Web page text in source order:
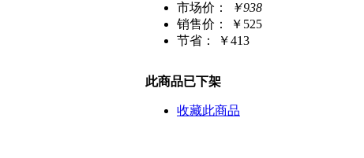
市场价：
￥938
销售价：
￥525
节省： ￥413
此商品已下架
收藏此商品